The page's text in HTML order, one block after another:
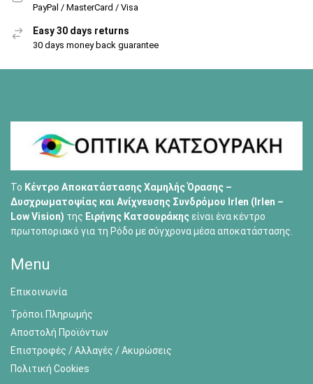
PayPal / MasterCard / Visa
Easy 30 days returns
30 days money back guarantee
Το Κέντρο Αποκατάστασης Χαμηλής Όρασης –
Δυσχρωματοψίας και Ανίχνευσης Συνδρόμου Irlen (Irlen –
Low Vision) της Ειρήνης Κατσουράκηςείναι ένα κέντρο
πρωτοποριακό για τη Ρόδο με σύγχρονα μέσα αποκατάστασης.
Menu
Επικοινωνία
Τρόποι Πληρωμής
Αποστολή Προϊόντων
Επιστροφές / Αλλαγές / Ακυρώσεις
Πολιτική Cookies